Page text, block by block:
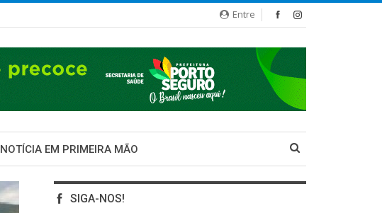
Entre
NOTÍCIA EM PRIMEIRA MÃO
SIGA-NOS!